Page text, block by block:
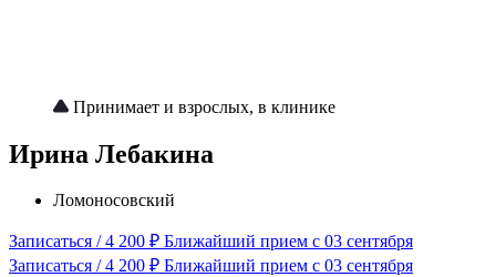
Принимает и взрослых, в клинике
Ирина Лебакина
Ломоносовский
Записаться / 4 200 ₽ Ближайший прием с 03 сентября
Записаться / 4 200 ₽ Ближайший прием с 03 сентября